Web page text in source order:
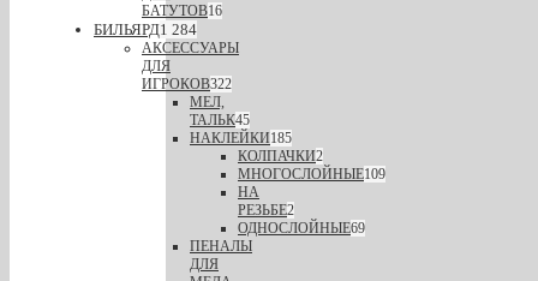
БАТУТОВ16
БИЛЬЯРД1 284
АКСЕССУАРЫ
ДЛЯ
ИГРОКОВ322
МЕЛ,
ТАЛЬК45
НАКЛЕЙКИ185
КОЛПАЧКИ2
МНОГОСЛОЙНЫЕ109
НА
РЕЗЬБЕ2
ОДНОСЛОЙНЫЕ69
ПЕНАЛЫ
ДЛЯ